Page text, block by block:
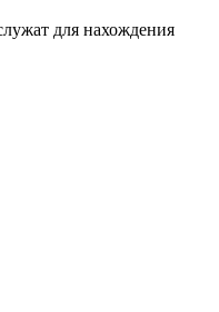
для нахождения